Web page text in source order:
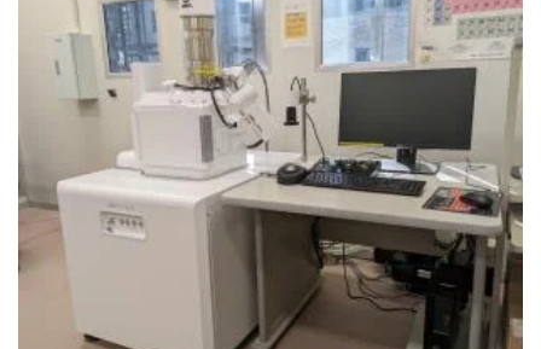
チャットで相談 ご利用案内 メルマガ登録
アクセス お問い合わせ
プレスリリース English